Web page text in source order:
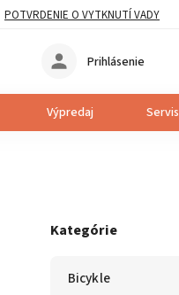
POTVRDENIE O VYTKNUTÍ VADY
Prihlásenie
Výpredaj
Kategórie
Bicykle